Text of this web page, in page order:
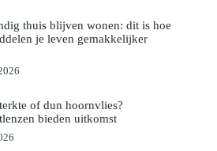
thuis blijven wonen: dit is hoe
je leven gemakkelijker
of dun hoornvlies?
bieden uitkomst